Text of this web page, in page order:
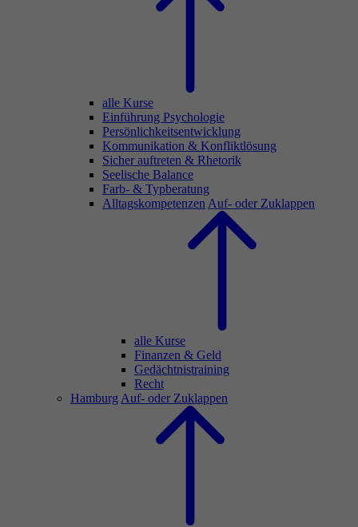
alle Kurse
Einführung Psychologie
Persönlichkeitsentwicklung
Kommunikation & Konfliktlösung
Sicher auftreten & Rhetorik
Seelische Balance
Farb- & Typberatung
Alltagskompetenzen Auf- oder Zuklappen
alle Kurse
Finanzen & Geld
Gedächtnistraining
Recht
Hamburg Auf- oder Zuklappen